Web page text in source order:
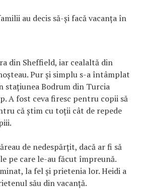
au decis să-și facă vacanța în
din Sheffield, iar cealaltă din
Pur și simplu s-a întâmplat
stațiunea Bodrum din Turcia
A fost ceva firesc pentru copii să
că știm cu toții cât de repede
de nedespărțit, dacă ar fi să
pe care le-au făcut împreună.
la fel și prietenia lor. Heidi a
său din vacanță.